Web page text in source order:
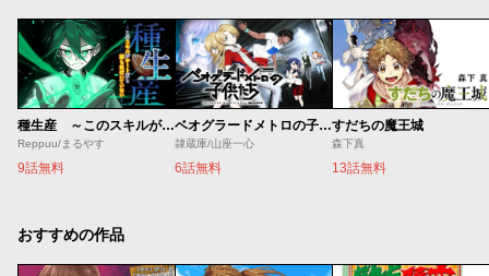
種生産 ～このスキルがチートだとまだ誰も気付いていない～
Reppuu/まるやす
9話無料
ベオグラードメトロの子供たち
隷蔵庫/山座一心
6話無料
すだちの魔王城
森下真
13話無料
おすすめの作品